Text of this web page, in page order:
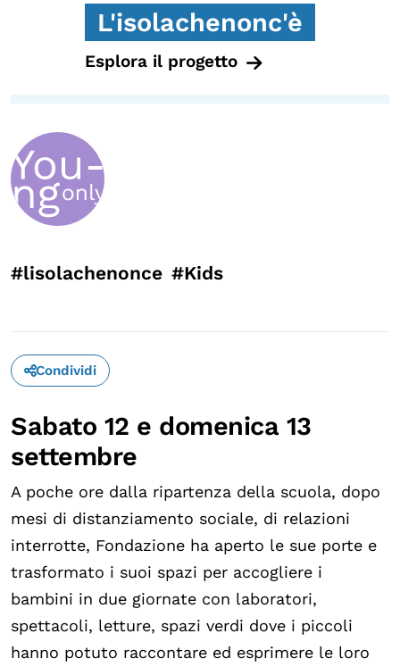
Storie di Resistenza, ottant’anni dopo
Calendario civile
Podcast
OLTRE LA SCUOLA
Attività per bambine e bambini
Under25
Master e Executive Program
L'isolachenonc'è
Esplora il progetto
#lisolachenonce #Kids
Condividi
Sabato 12 e domenica 13
settembre
A poche ore dalla ripartenza della scuola, dopo
mesi di distanziamento sociale, di relazioni
interrotte, Fondazione ha aperto le sue porte e
trasformato i suoi spazi per accogliere i
bambini in due giornate con laboratori,
spettacoli, letture, spazi verdi dove i piccoli
hanno potuto raccontare ed esprimere le loro